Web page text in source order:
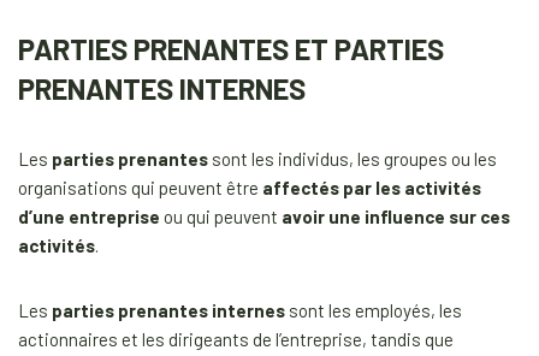
PARTIES PRENANTES ET PARTIES
PRENANTES INTERNES
Les parties prenantes sont les individus, les groupes ou les
organisations qui peuvent être affectés par les activités
d’une entreprise ou qui peuvent avoir une influence sur ces
activités.
Les parties prenantes internes sont les employés, les
actionnaires et les dirigeants de l’entreprise, tandis que